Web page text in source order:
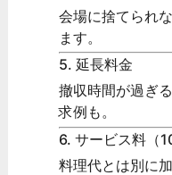
会場に捨てられ
ます。
5. 延長料金
撤収時間が過ぎ
求例も。
6. サービス料（
料理代とは別に